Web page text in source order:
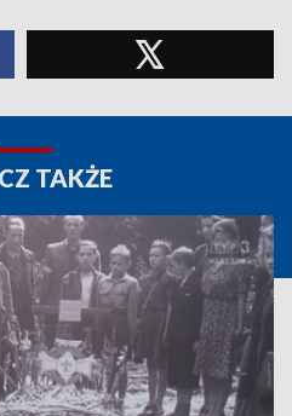
TAKŻE